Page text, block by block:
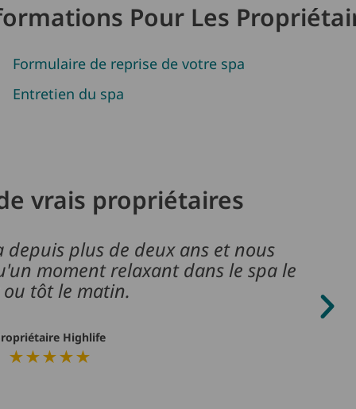
Pour Les
Formulaire de reprise de votre spa
Entretien du spa
vrais propriétaires
depuis plus de deux ans et nous
moment relaxant dans le spa le
tôt le matin.
Highlife
★★★★★